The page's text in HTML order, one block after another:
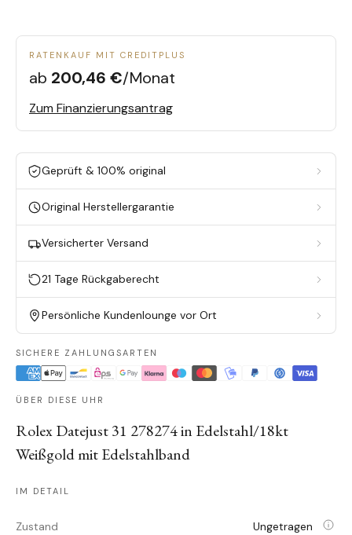
RATENKAUF MIT CREDITPLUS
ab 200,46 €/Monat
Zum Finanzierungsantrag
Geprüft & 100% original
Original Herstellergarantie
Versicherter Versand
21 Tage Rückgaberecht
Persönliche Kundenlounge vor Ort
SICHERE ZAHLUNGSARTEN
ÜBER DIESE UHR
Rolex Datejust 31 278274 in Edelstahl/18kt
Weißgold mit Edelstahlband
IM DETAIL
Zustand Ungetragen